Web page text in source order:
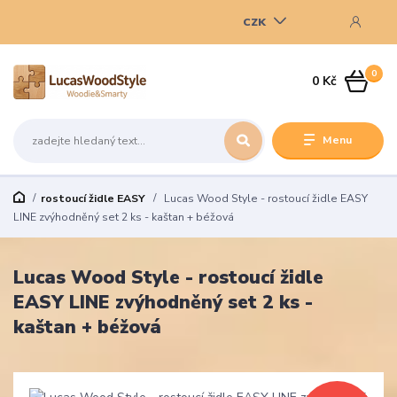
Menu
CZK
0
0 Kč
rostoucí židle EASY
Lucas Wood Style - rostoucí židle EASY
LINE zvýhodněný set 2 ks - kaštan + béžová
Lucas Wood Style - rostoucí židle
EASY LINE zvýhodněný set 2 ks -
kaštan + béžová